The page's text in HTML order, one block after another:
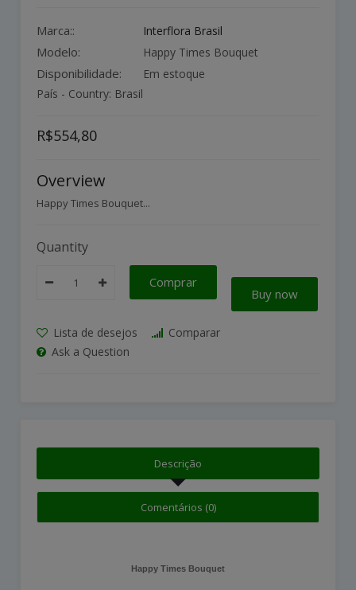
Marca:: Interflora Brasil
Modelo: Happy Times Bouquet
Disponibilidade:
Em estoque
País - Country: Brasil
R$554,80
Overview
Happy Times Bouquet...
Quantity
Comprar
Buy now
Lista de desejos
Comparar
Ask a Question
Descrição
Comentários (0)
Happy Times Bouquet